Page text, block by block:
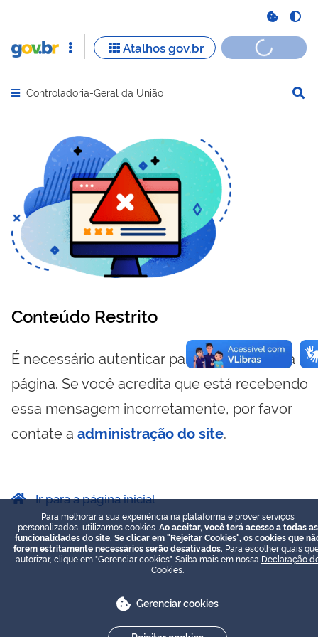
Abrir menu principal de navegação
Controladoria-Geral da União
Conteúdo Restrito
É necessário autenticar para visualizar essa
página. Se você acredita que está recebendo
essa mensagem incorretamente, por favor
contate a administração do site.
Ir para a página inicial
Para melhorar a sua experiência na plataforma e prover serviços
personalizados, utilizamos cookies. Ao aceitar, você terá acesso a todas as
funcionalidades do site. Se clicar em "Rejeitar Cookies", os cookies que
forem estritamente necessários serão desativados. Para escolher quais
autorizar, clique em "Gerenciar cookies". Saiba mais em nossa Declaração
Cookies
Gerenciar cookies